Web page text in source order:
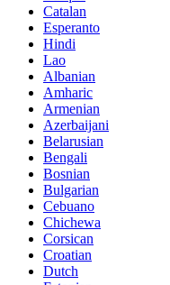
Catalan
Esperanto
Hindi
Lao
Albanian
Amharic
Armenian
Azerbaijani
Belarusian
Bengali
Bosnian
Bulgarian
Cebuano
Chichewa
Corsican
Croatian
Dutch